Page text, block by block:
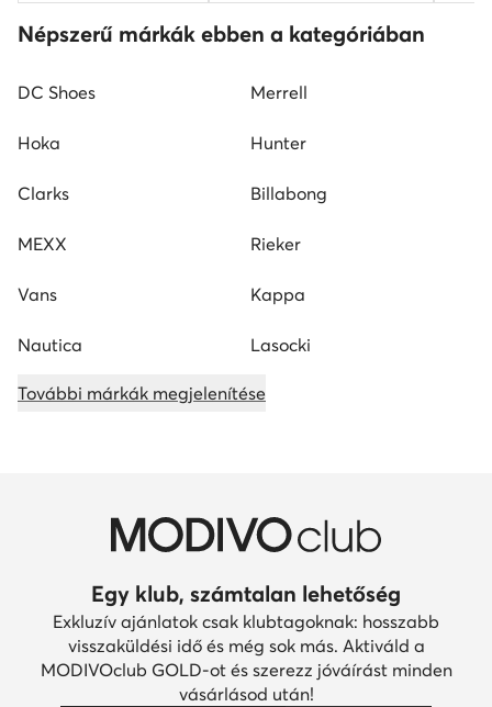
Népszerű márkák ebben a kategóriában
DC Shoes Merrell
Hoka Hunter
Clarks Billabong
MEXX Rieker
Vans Kappa
Nautica Lasocki
További márkák megjelenítése
Egy klub, számtalan lehetőség
Exkluzív ajánlatok csak klubtagoknak: hosszabb
visszaküldési idő és még sok más. Aktiváld a
MODIVOclub GOLD-ot és szerezz jóváírást minden
vásárlásod után!